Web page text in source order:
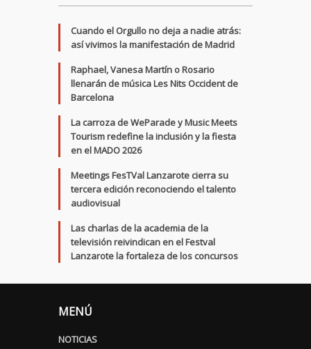
Cuando el Orgullo no deja a nadie atrás:
así vivimos la manifestación de Madrid
Raphael, Vanesa Martín o Rosario
llenarán de música Les Nits Occident de
Barcelona
La carroza de WeParade y Music Meets
Tourism redefine la inclusión y la fiesta
en el MADO 2026
Meetings FesTVal Lanzarote cierra su
tercera edición reconociendo el talento
audiovisual
Las charlas de la academia de la
televisión reivindican en el Festval
Lanzarote la fortaleza de los concursos
MENÚ
NOTICIAS